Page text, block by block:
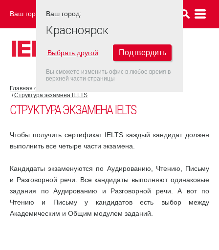
Ваш город: КРАСНОЯРСК
Главная страница
Структура экзамена IELTS
СТРУКТУРА ЭКЗАМЕНА IELTS
Чтобы получить сертификат IELTS каждый кандидат должен
выполнить все четыре части экзамена.
Кандидаты экзаменуются по Аудированию, Чтению, Письму
и Разговорной речи. Все кандидаты выполняют одинаковые
задания по Аудированию и Разговорной речи. А вот по
Чтению и Письму у кандидатов есть выбор между
Академическим и Общим модулем заданий.
Ваш город:
Красноярск
Выбрать другой Подтвердить
Вы сможете изменить офис в любое время в
верхней части страницы